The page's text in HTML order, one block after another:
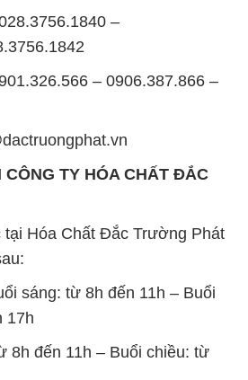
–
– 0906.387.866 –
TY HÓA CHẤT ĐẮC
tại Hóa Chất Đắc Trường Phát
sáng: từ 8h đến 11h – Buổi
17h
8h đến 11h – Buổi chiều: từ